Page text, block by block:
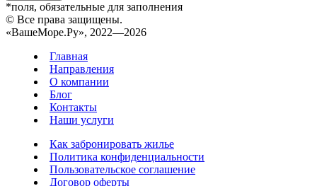
*поля, обязательные для заполнения
© Все права защищены.
«ВашеМоре.Ру», 2022—2026
Главная
Направления
О компании
Блог
Контакты
Наши услуги
Как забронировать жилье
Политика конфиденциальности
Пользовательское соглашение
Договор оферты